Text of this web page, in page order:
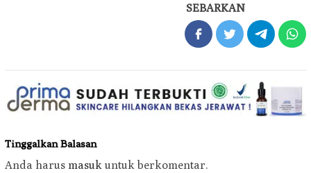
SEBARKAN
Tinggalkan Balasan
Anda harus masuk untuk berkomentar.